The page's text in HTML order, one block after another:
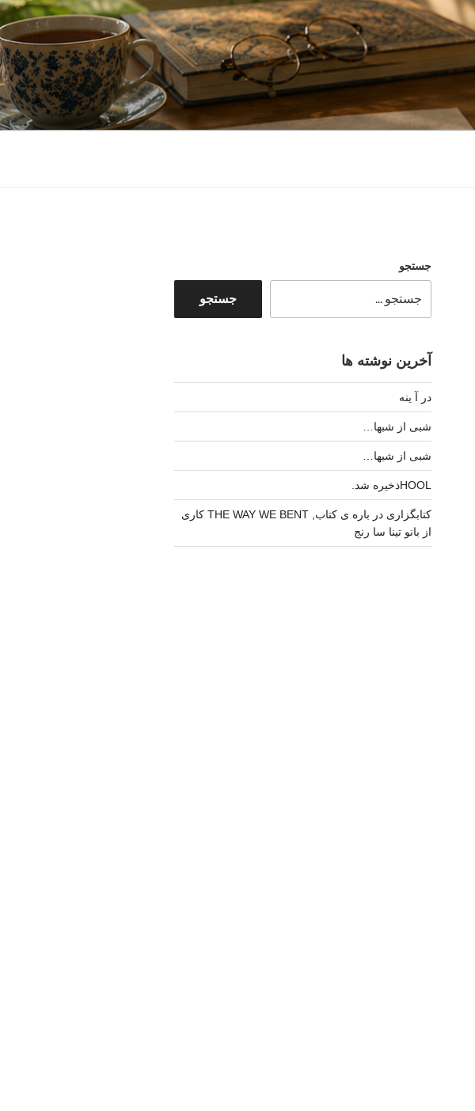
جستجو
جستجو
آخرین نوشته ها
در آ ینه
شبی از شبها…
شبی از شبها…
HOOLذخیره شد.
کتابگزاری در باره ی کتاب, THE WAY WE BENT کاری
از بانو تینا سا رنج